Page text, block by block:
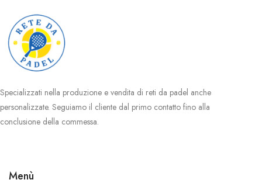
Specializzati nella produzione e vendita di reti da padel anche
personalizzate. Seguiamo il cliente dal primo contatto fino alla
conclusione della commessa.
Menù